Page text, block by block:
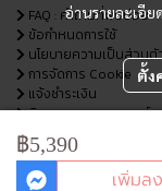
฿5,390
เพิ่มล
อ่านรายละเอีย
ตั้ง
FAQ : คำถามที่พบบ่อย
ข้อกำหนดการใช้
นโยบายความเป็นส่วนตั
การจัดการ Cookie
แจ้งชำระเงิน
ติดตามสถานะออเดอร์
ใบเสนอราคา